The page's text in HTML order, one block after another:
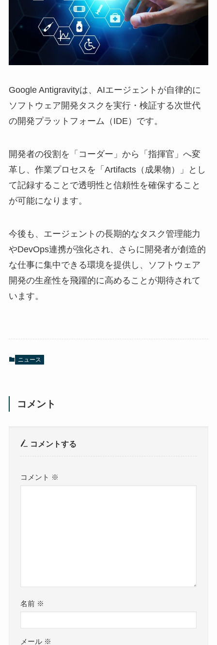
Google Antigravityは、AIエージェントが自律的に
ソフトウェア開発タスクを実行・検証する次世代
の開発プラットフォーム（IDE）です。
開発者の役割を「コーダー」から「指揮官」へ変
革し、作業プロセスを「Artifacts（成果物）」とし
て記録することで透明性と信頼性を確保すること
が可能になります。
今後も、エージェントの長期的なタスク管理能力
やDevOps連携が強化され、さらに開発者が創造的
な仕事に集中できる環境を提供し、ソフトウェア
開発の生産性を飛躍的に高めることが期待されて
います。
ニュース
コメント
コメントする
コメント ※
名前 ※
メール ※